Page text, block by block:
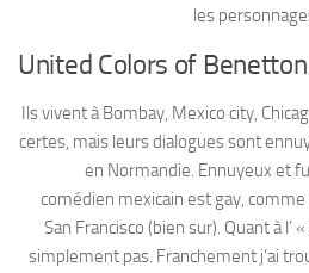
les
United Colors of Benetton
Ils vivent à Bombay, Mexico city,
certes, mais leurs dialogues sont
en Normandie. Ennuyeux et
comédien mexicain est gay,
San Francisco (bien sur). Quant à l’
simplement pas. Franchement j’ai